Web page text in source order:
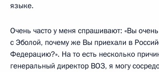
языке.
Очень часто у меня спрашивают: «Вы
с Эболой, почему же Вы приехали в
Федерацию?». На то есть несколько
генеральный директор ВОЗ, я могу